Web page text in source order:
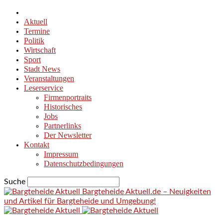
Aktuell
Termine
Politik
Wirtschaft
Sport
Stadt News
Veranstaltungen
Leserservice
Firmenportraits
Historisches
Jobs
Partnerlinks
Der Newsletter
Kontakt
Impressum
Datenschutzbedingungen
Suche
Bargteheide Aktuell.de – Neuigkeiten
und Artikel für Bargteheide und Umgebung!